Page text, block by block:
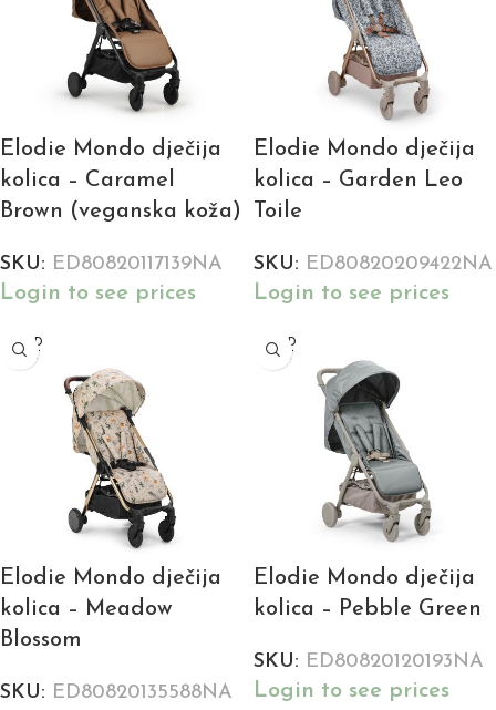
Elodie Mondo dječija
kolica – Caramel
Brown (veganska koža)
SKU: ED80820117139NA
Login to see prices
Elodie Mondo dječija
kolica – Garden Leo
Toile
SKU: ED80820209422NA
Login to see prices
SOLD
OUT
Elodie Mondo dječija
kolica – Meadow
Blossom
SKU: ED80820135588NA
SOLD
OUT
Elodie Mondo dječija
kolica – Pebble Green
SKU: ED80820120193NA
Login to see prices